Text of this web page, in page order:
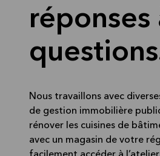
réponses
Nous travaillons avec
de gestion immobilière
rénover les cuisines de
avec un magasin de votre